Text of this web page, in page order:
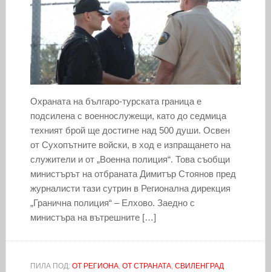
Охраната на българо-турската граница е
подсилена с военнослужещи, като до седмица
техният брой ще достигне над 500 души. Освен
от Сухопътните войски, в ход е изпращането на
служители и от „Военна полиция“. Това съобщи
министърът на отбраната Димитър Стоянов пред
журналисти тази сутрин в Регионална дирекция
„Гранична полиция“ – Елхово. Заедно с
министъра на вътрешните […]
ПИЛА ПОД: ОТ РЕГИОНА, ОТ СТРАНАТА, СВИЛЕНГРАД